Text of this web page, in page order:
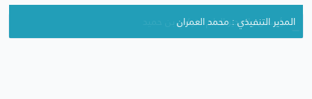
المؤسس والمدير العام : تركي بن حميد
المدير التنفيذي : محمد العمران